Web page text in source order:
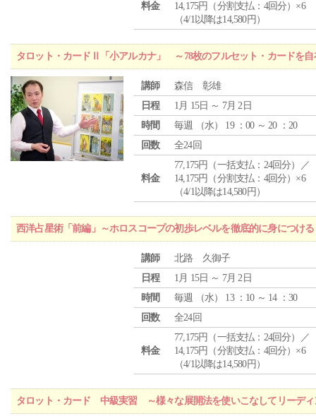
料金
14,175円（分割支払：4回分）×6
（4/1以降は14,580円）
タロット・カードⅡ「小アルカナ」 ～78枚のフルセット・カードを自
講師
森信 彰雄
日程
1月 15日 ～ 7月 2日
時間
毎週 （水） 19 ：00 ～ 20 ：20
回数
全24回
料金
77,175円（一括支払：24回分）／
14,175円（分割支払：4回分）×6
（4/1以降は14,580円）
西洋占星術「前編」～ホロスコープの初歩レベルを徹底的に身につける
講師
北路 久御子
日程
1月 15日 ～ 7月 2日
時間
毎週 （水） 13 ：10 ～ 14 ：30
回数
全24回
料金
77,175円（一括支払：24回分）／
14,175円（分割支払：4回分）×6
（4/1以降は14,580円）
タロット・カード 中級実習 ～様々な展開法を使いこなしてリーディ